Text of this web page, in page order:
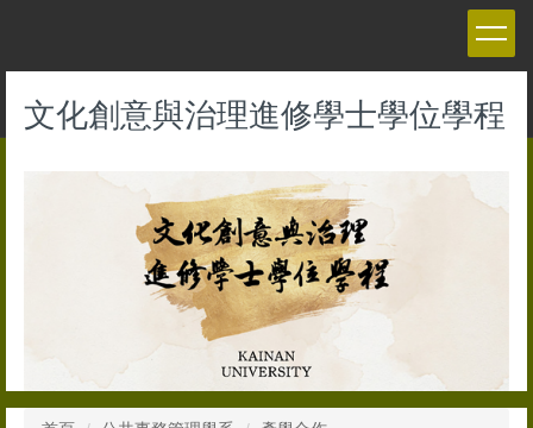
文化創意與治理進修學士學位學程